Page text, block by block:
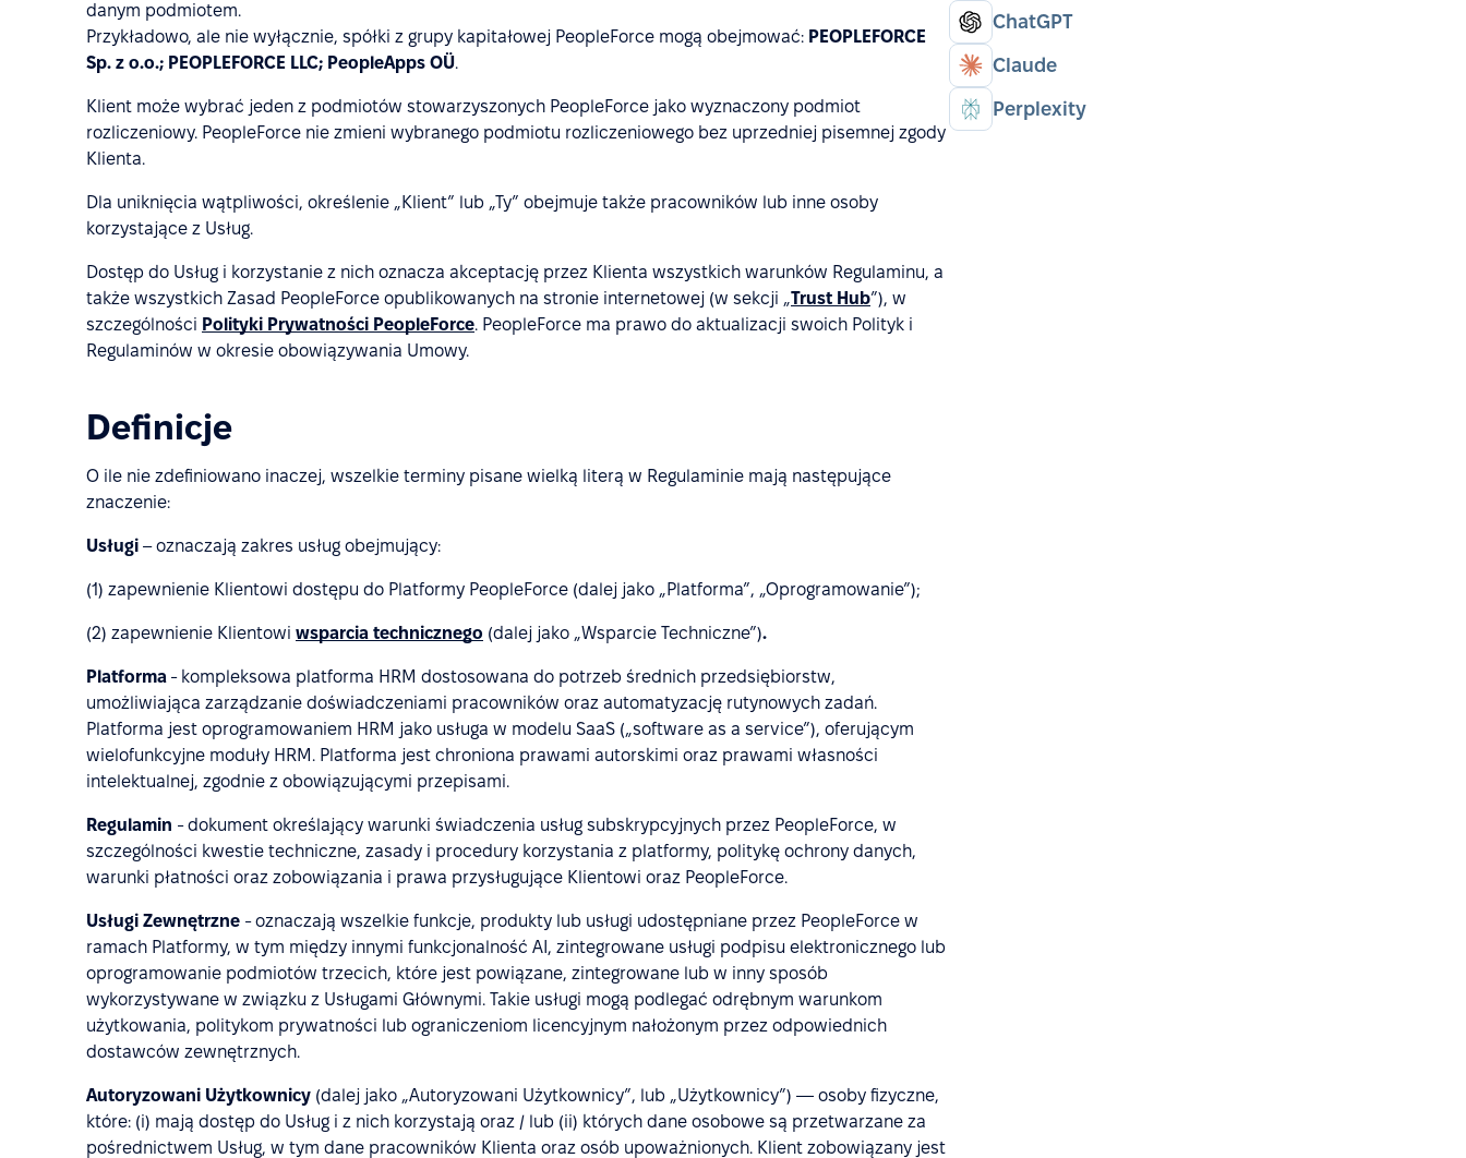
danym podmiotem.
Przykładowo, ale nie wyłącznie, spółki z grupy kapitałowej PeopleForce mogą obejmować: PEOPLEFORCE
Sp. z o.o.; PEOPLEFORCE LLC; PeopleApps OÜ.
Klient może wybrać jeden z podmiotów stowarzyszonych PeopleForce jako wyznaczony podmiot
rozliczeniowy. PeopleForce nie zmieni wybranego podmiotu rozliczeniowego bez uprzedniej pisemnej zgody
Klienta.
Dla uniknięcia wątpliwości, określenie „Klient” lub „Ty” obejmuje także pracowników lub inne osoby
korzystające z Usług.
Dostęp do Usług i korzystanie z nich oznacza akceptację przez Klienta wszystkich warunków Regulaminu, a
także wszystkich Zasad PeopleForce opublikowanych na stronie internetowej (w sekcji „Trust Hub”), w
szczególności Polityki Prywatności PeopleForce. PeopleForce ma prawo do aktualizacji swoich Polityk i
Regulaminów w okresie obowiązywania Umowy.
Definicje
O ile nie zdefiniowano inaczej, wszelkie terminy pisane wielką literą w Regulaminie mają następujące
znaczenie:
Usługi – oznaczają zakres usług obejmujący:
(1) zapewnienie Klientowi dostępu do Platformy PeopleForce (dalej jako „Platforma”, „Oprogramowanie”);
(2) zapewnienie Klientowi wsparcia technicznego (dalej jako „Wsparcie Techniczne”).
Platforma - kompleksowa platforma HRM dostosowana do potrzeb średnich przedsiębiorstw,
umożliwiająca zarządzanie doświadczeniami pracowników oraz automatyzację rutynowych zadań.
Platforma jest oprogramowaniem HRM jako usługa w modelu SaaS („software as a service”), oferującym
wielofunkcyjne moduły HRM. Platforma jest chroniona prawami autorskimi oraz prawami własności
intelektualnej, zgodnie z obowiązującymi przepisami.
Regulamin - dokument określający warunki świadczenia usług subskrypcyjnych przez PeopleForce, w
szczególności kwestie techniczne, zasady i procedury korzystania z platformy, politykę ochrony danych,
warunki płatności oraz zobowiązania i prawa przysługujące Klientowi oraz PeopleForce.
Usługi Zewnętrzne - oznaczają wszelkie funkcje, produkty lub usługi udostępniane przez PeopleForce w
ramach Platformy, w tym między innymi funkcjonalność AI, zintegrowane usługi podpisu elektronicznego lub
oprogramowanie podmiotów trzecich, które jest powiązane, zintegrowane lub w inny sposób
wykorzystywane w związku z Usługami Głównymi. Takie usługi mogą podlegać odrębnym warunkom
użytkowania, politykom prywatności lub ograniczeniom licencyjnym nałożonym przez odpowiednich
dostawców zewnętrznych.
Autoryzowani Użytkownicy (dalej jako „Autoryzowani Użytkownicy”, lub „Użytkownicy”) — osoby fizyczne,
które: (i) mają dostęp do Usług i z nich korzystają oraz / lub (ii) których dane osobowe są przetwarzane za
pośrednictwem Usług, w tym dane pracowników Klienta oraz osób upoważnionych. Klient zobowiązany jest
ChatGPT
Claude
Perplexity